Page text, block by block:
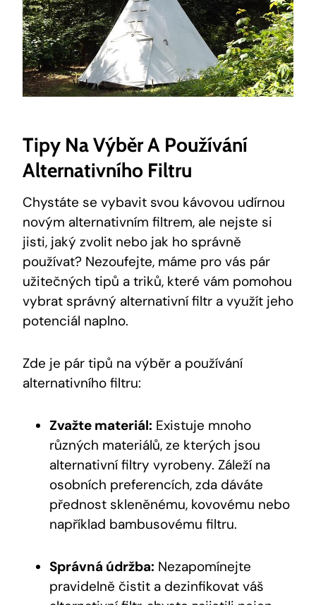
Tipy Na Výběr A Používání
Alternativního Filtru
Chystáte se vybavit svou kávovou udírnou
novým alternativním filtrem, ale nejste si
jisti, jaký zvolit nebo jak ho správně
používat? Nezoufejte, máme pro vás pár
užitečných tipů a triků, které vám pomohou
vybrat správný alternativní filtr a využít jeho
potenciál naplno.
Zde je pár tipů na výběr a používání
alternativního filtru:
Zvažte materiál: Existuje mnoho
různých materiálů, ze kterých jsou
alternativní filtry vyrobeny. Záleží na
osobních preferencích, zda dáváte
přednost skleněnému, kovovému nebo
například bambusovému filtru.
Správná údržba: Nezapomínejte
pravidelně čistit a dezinfikovat váš